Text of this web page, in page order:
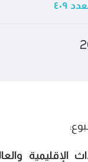
٤٠٩
الإقليمية